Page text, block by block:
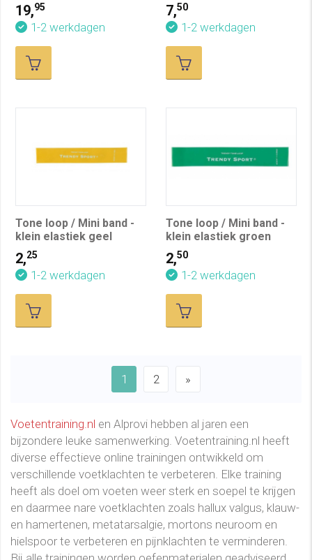
19,95
1-2 werkdagen
7,50
1-2 werkdagen
Tone loop / Mini band -
klein elastiek geel
2,25
1-2 werkdagen
Tone loop / Mini band -
klein elastiek groen
2,50
1-2 werkdagen
1 2 »
Voetentraining.nl en Alprovi hebben al jaren een
bijzondere leuke samenwerking. Voetentraining.nl heeft
diverse effectieve online trainingen ontwikkeld om
verschillende voetklachten te verbeteren. Elke training
heeft als doel om voeten weer sterk en soepel te krijgen
en daarmee nare voetklachten zoals hallux valgus, klauw-
en hamertenen, metatarsalgie, mortons neuroom en
hielspoor te verbeteren en pijnklachten te verminderen.